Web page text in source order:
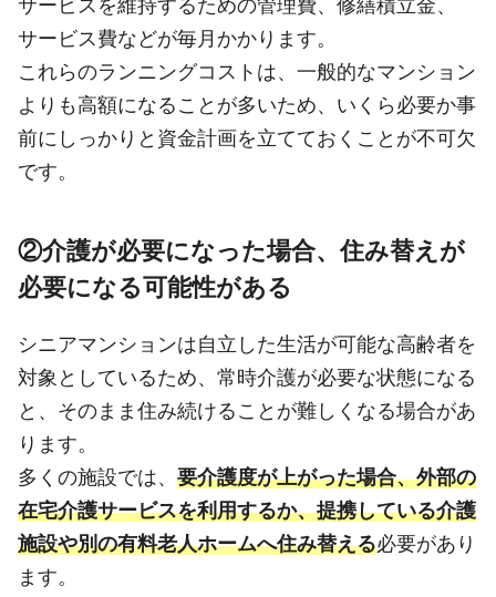
サービスを維持するための管理費、修繕積立金、
サービス費などが毎月かかります。
これらのランニングコストは、一般的なマンション
よりも高額になることが多いため、いくら必要か事
前にしっかりと資金計画を立てておくことが不可欠
です。
②介護が必要になった場合、住み替えが
必要になる可能性がある
シニアマンションは自立した生活が可能な高齢者を
対象としているため、常時介護が必要な状態になる
と、そのまま住み続けることが難しくなる場合があ
ります。
多くの施設では、 要介護度が上がった場合、外部の
在宅介護サービスを利用するか、提携している介護
施設や別の有料老人ホームへ住み替える必要があり
ます。